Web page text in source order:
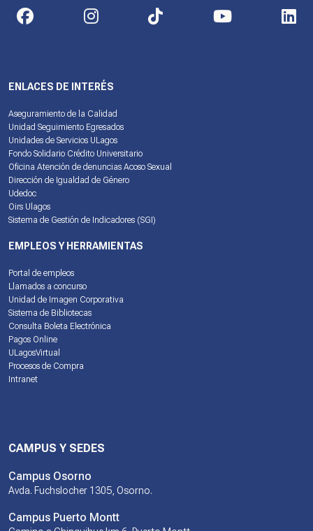
ENLACES DE INTERÉS
Aseguramiento de la Calidad
Unidad Seguimiento Egresados
Unidades de Servicios ULagos
Fondo Solidario Crédito Universitario
Oficina Atención de denuncias Acoso Sexual
Dirección de Igualdad de Género
Udedoc
Oirs Ulagos
Sistema de Gestión de Indicadores (SGI)
EMPLEOS Y HERRAMIENTAS
Portal de empleos
Llamados a concurso
Unidad de Imagen Corporativa
Sistema de Bibliotecas
Consulta Boleta Electrónica
Pagos Online
ULagosVirtual
Procesos de Compra
Intranet
CAMPUS Y SEDES
Campus Osorno
Avda. Fuchslocher 1305, Osorno.
Campus Puerto Montt